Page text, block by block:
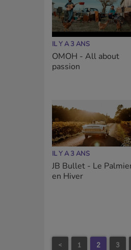
IL Y A 3 ANS
OMOH - All about
passion
IL Y A 3 ANS
JB Bullet - Le
en Hiver
< 1 2 3